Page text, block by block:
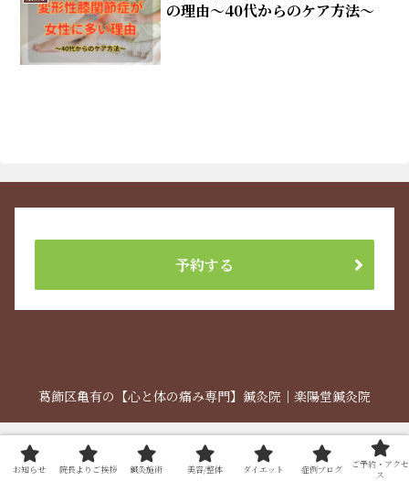
の理由～40代からのケア方法～
予約する
葛飾区亀有の【心と体の痛み専門】鍼灸院｜楽陽堂鍼灸院
お知らせ 院長よりご挨拶 鍼灸施術 美容/整体 ダイエット 症例ブログ
ご予約・アクセ
ス